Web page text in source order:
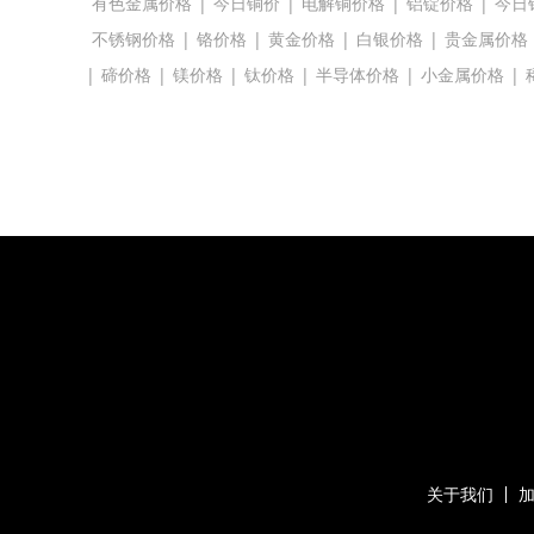
不锈钢价格 | 铬价格 | 黄金价格 | 白银价格 | 贵金属价格
| 碲价格 | 镁价格 | 钛价格 | 半导体价格 | 小金属价格 |
关于我们